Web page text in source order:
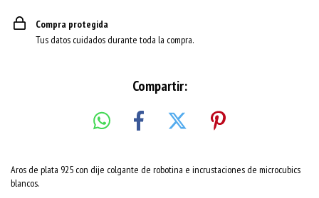
Compra protegida
Tus datos cuidados durante toda la compra.
Compartir:
Aros de plata 925 con dije colgante de robotina e incrustaciones de microcubics
blancos.